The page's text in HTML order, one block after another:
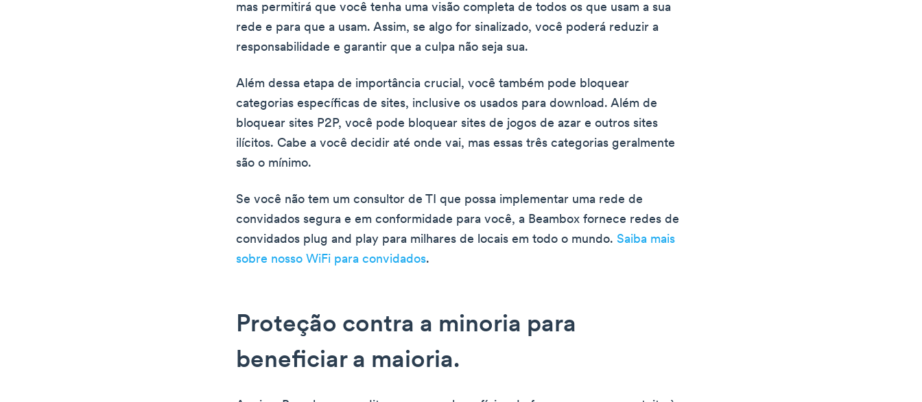
mas permitirá que você tenha uma visão completa de todos os que usam a sua
rede e para que a usam. Assim, se algo for sinalizado, você poderá reduzir a
responsabilidade e garantir que a culpa não seja sua.
Além dessa etapa de importância crucial, você também pode bloquear
categorias específicas de sites, inclusive os usados para download. Além de
bloquear sites P2P, você pode bloquear sites de jogos de azar e outros sites
ilícitos. Cabe a você decidir até onde vai, mas essas três categorias geralmente
são o mínimo.
Se você não tem um consultor de TI que possa implementar uma rede de
convidados segura e em conformidade para você, a Beambox fornece redes de
convidados plug and play para milhares de locais em todo o mundo. Saiba mais
sobre nosso WiFi para convidados.
Proteção contra a minoria para
beneficiar a maioria.